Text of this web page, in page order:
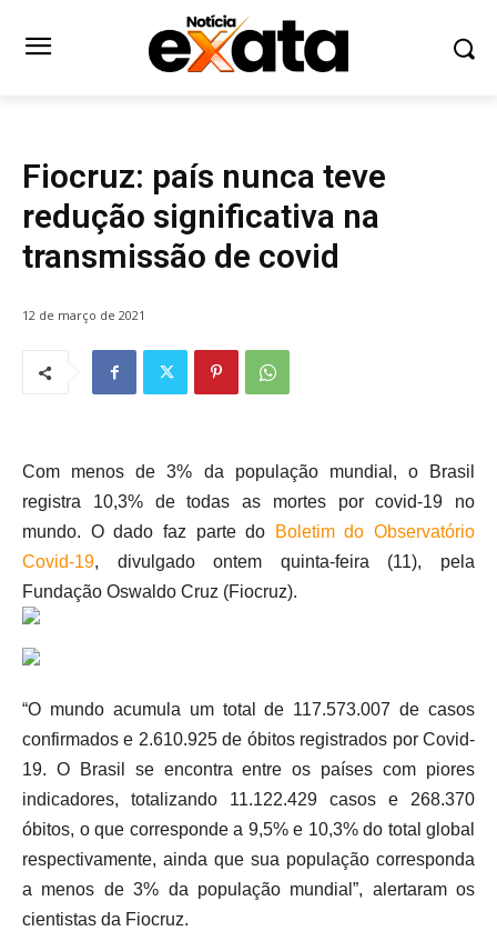
Fiocruz: país nunca teve
redução significativa na
transmissão de covid
12 de março de 2021
Com menos de 3% da população mundial, o Brasil
registra 10,3% de todas as mortes por covid-19 no
mundo. O dado faz parte do
Boletim do Observatório
Covid-19, divulgado ontem quinta-feira (11), pela
Fundação Oswaldo Cruz (Fiocruz).
“O mundo acumula um total de 117.573.007 de casos
confirmados e 2.610.925 de óbitos registrados por Covid-
19. O Brasil se encontra entre os países com piores
indicadores, totalizando 11.122.429 casos e 268.370
óbitos, o que corresponde a 9,5% e 10,3% do total global
respectivamente, ainda que sua população corresponda
a menos de 3% da população mundial”, alertaram os
cientistas da Fiocruz.